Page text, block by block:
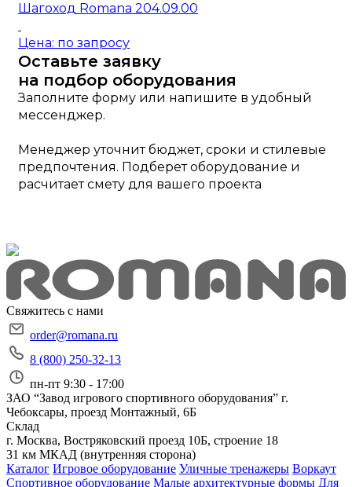
Шагоход Romana 204.09.00
Цена: по запросу
Оставьте заявку
на подбор оборудования
Заполните форму или напишите в удобный
мессенджер.
Менеджер уточнит бюджет, сроки и стилевые
предпочтения. Подберет оборудование и
расчитает смету для вашего проекта
Свяжитесь с нами
order@romana.ru
8 (800) 250-32-13
пн-пт 9:30 - 17:00
ЗАО “Завод игрового спортивного оборудования” г.
Чебоксары, проезд Монтажный, 6Б
Склад
г. Москва, Востряковский проезд 10Б, строение 18
31 км МКАД (внутренняя сторона)
Каталог Игровое оборудование Уличные тренажеры Воркаут
Спортивное оборудование Малые архитектурные формы Для